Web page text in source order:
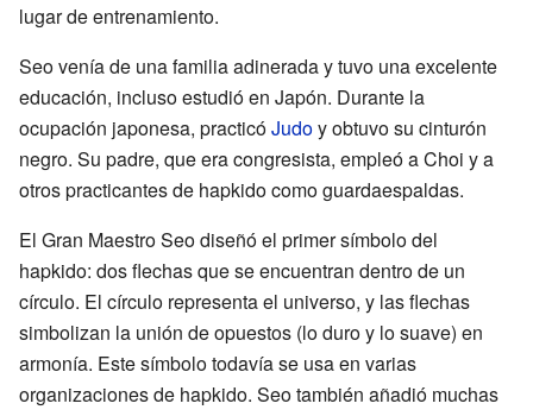
lugar de entrenamiento.
Seo venía de una familia adinerada y tuvo una excelente
educación, incluso estudió en Japón. Durante la
ocupación japonesa, practicóJudoy obtuvo su cinturón
negro. Su padre, que era congresista, empleó a Choi y a
otros practicantes de hapkido como guardaespaldas.
El Gran Maestro Seo diseñó el primer símbolo del
hapkido: dos flechas que se encuentran dentro de un
círculo. El círculo representa el universo, y las flechas
simbolizan la unión de opuestos (lo duro y lo suave) en
armonía. Este símbolo todavía se usa en varias
organizaciones de hapkido. Seo también añadió muchas